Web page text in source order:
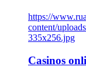
https://
content/
335x256.jpg
Casinos